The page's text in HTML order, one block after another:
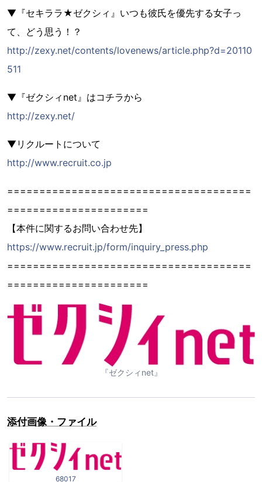
▼『セキララ★ゼクシィ』いつも彼氏を優先する女子っ
て、どう思う！？
http://zexy.net/contents/lovenews/article.php?d=20110
511
▼『ゼクシィnet』はコチラから
http://zexy.net/
▼リクルートについて
http://www.recruit.co.jp
======================================
======================
【本件に関するお問い合わせ先】
https://www.recruit.jp/form/inquiry_press.php
======================================
======================
『ゼクシィnet』
添付画像・ファイル
68017